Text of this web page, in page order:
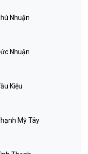
Nhuận
Nhuận
Kiệu
Mỹ Tây